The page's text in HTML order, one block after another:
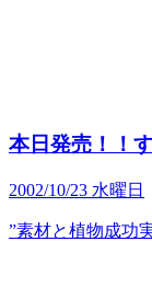
本日発売！！
2002/10/23 水曜日
”素材と植物成功